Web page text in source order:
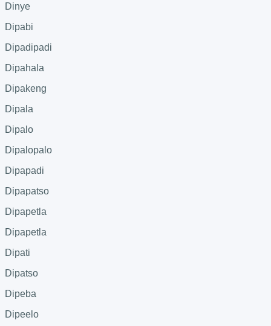
Dinye
Dipabi
Dipadipadi
Dipahala
Dipakeng
Dipala
Dipalo
Dipalopalo
Dipapadi
Dipapatso
Dipapetla
Dipapetla
Dipati
Dipatso
Dipeba
Dipeelo